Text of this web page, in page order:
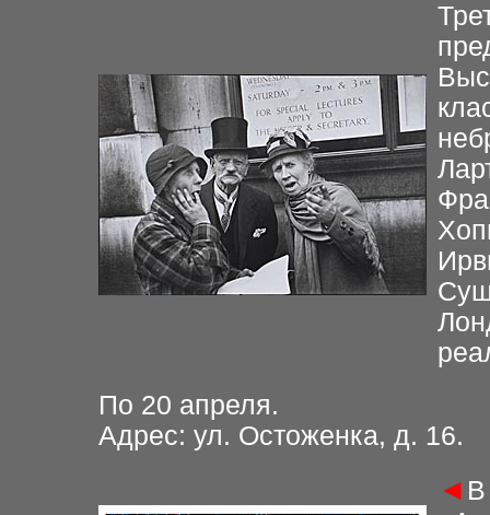
По 20 апреля.
Адрес: ул. Остоженка, д. 16.
◄ В